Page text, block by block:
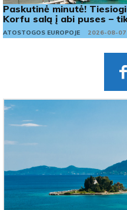
Paskutinė minutė!
Korfu salą į abi puses –
ATOSTOGOS EUROPOJE 2026-08-07